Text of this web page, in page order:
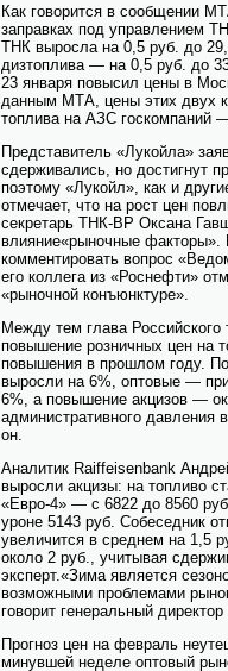
Как говорится в сообщении
заправках под управлением
ТНК выросла на 0,5 руб. до
дизтоплива — на 0,5 руб. до
23 января повысил цены в
данным МТА, цены этих двух
топлива на АЗС госкомпаний
Представитель «Лукойла»
сдерживались, но достигнут
поэтому «Лукойл», как и
отмечает, что на рост цен
секретарь ТНК-ВР Оксана
влияние«рыночные факторы».
комментировать вопрос
его коллега из «Роснефти»
«рыночной конъюнктуре».
Между тем глава
повышение розничных цен на
повышения в прошлом году. По
выросли на 6%, оптовые —
6%, а повышение акцизов —
административного
он.
Аналитик Raiffeisenbank
выросли акцизы: на топливо
«Евро-4» — с 6822 до 8560
уроне 5143 руб. Собеседник
увеличится в среднем на 1,5
около 2 руб., учитывая
эксперт.«Зима является
возможными проблемами
говорит генеральный
Прогноз цен на февраль
минувшей неделе оптовый